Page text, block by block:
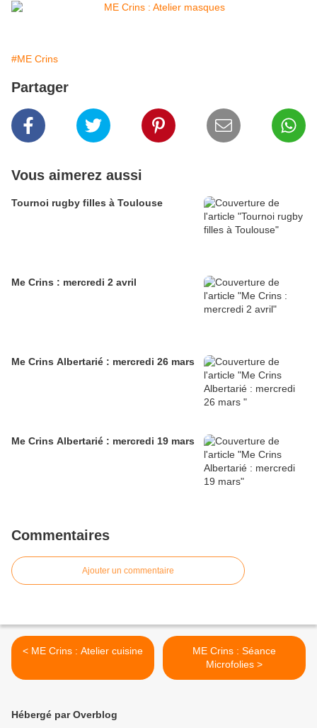
#ME Crins
Partager
Vous aimerez aussi
Tournoi rugby filles à Toulouse
Me Crins : mercredi 2 avril
Me Crins Albertarié : mercredi 26 mars
Me Crins Albertarié : mercredi 19 mars
Commentaires
Ajouter un commentaire
< ME Crins : Atelier cuisine
ME Crins : Séance
Microfolies >
Hébergé par Overblog